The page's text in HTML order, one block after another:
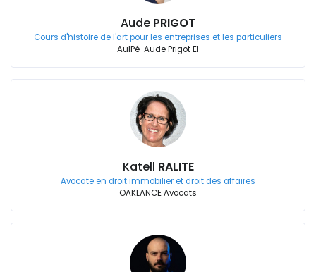
Aude PRIGOT
Cours d'histoire de l'art pour les entreprises et les particuliers
AulPé-Aude Prigot EI
Katell RALITE
Avocate en droit immobilier et droit des affaires
OAKLANCE Avocats